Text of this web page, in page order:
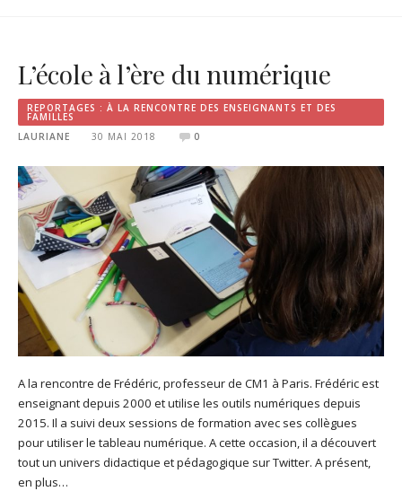
L’école à l’ère du numérique
REPORTAGES : À LA RENCONTRE DES ENSEIGNANTS ET DES
FAMILLES
LAURIANE
30 MAI 2018 0
A la rencontre de Frédéric, professeur de CM1 à Paris. Frédéric est
enseignant depuis 2000 et utilise les outils numériques depuis
2015. Il a suivi deux sessions de formation avec ses collègues
pour utiliser le tableau numérique. A cette occasion, il a découvert
tout un univers didactique et pédagogique sur Twitter. A présent,
en plus…